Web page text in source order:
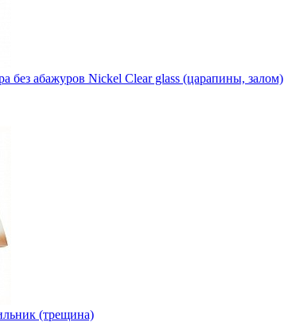
без абажуров Nickel Clear glass (царапины, залом)
(трещина)